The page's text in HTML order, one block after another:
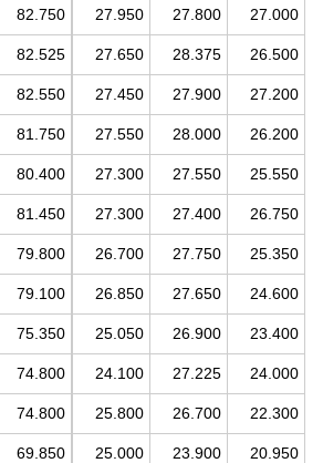
82.750 27.950 27.800 27.000
82.525 27.650 28.375 26.500
82.550 27.450 27.900 27.200
81.750 27.550 28.000 26.200
80.400 27.300 27.550 25.550
81.450 27.300 27.400 26.750
79.800 26.700 27.750 25.350
79.100 26.850 27.650 24.600
75.350 25.050 26.900 23.400
74.800 24.100 27.225 24.000
74.800 25.800 26.700 22.300
69.850 25.000 23.900 20.950